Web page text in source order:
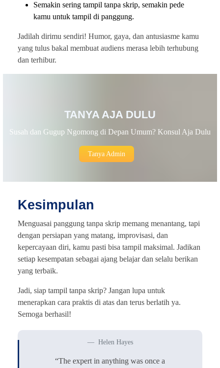
Semakin sering tampil tanpa skrip, semakin pede
kamu untuk tampil di panggung.
Jadilah dirimu sendiri! Humor, gaya, dan antusiasme kamu
yang tulus bakal membuat audiens merasa lebih terhubung
dan terhibur.
TANYA AJA DULU
Susah dan Gugup Ngomong di Depan Umum? Konsul Aja Dulu
Tanya Admin
Kesimpulan
Menguasai panggung tanpa skrip memang menantang, tapi
dengan persiapan yang matang, improvisasi, dan
kepercayaan diri, kamu pasti bisa tampil maksimal. Jadikan
setiap kesempatan sebagai ajang belajar dan selalu berikan
yang terbaik.
Jadi, siap tampil tanpa skrip? Jangan lupa untuk
menerapkan cara praktis di atas dan terus berlatih ya.
Semoga berhasil!
Helen Hayes
“The expert in anything was once a